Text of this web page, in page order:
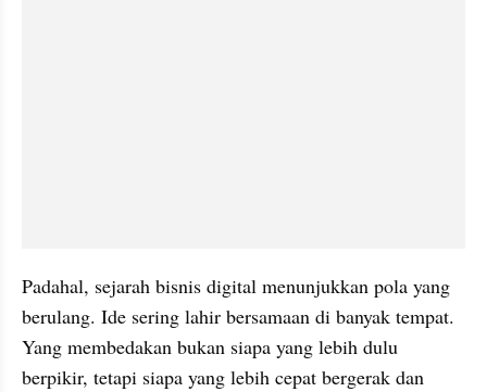
Padahal, sejarah bisnis digital menunjukkan pola yang
berulang. Ide sering lahir bersamaan di banyak tempat.
Yang membedakan bukan siapa yang lebih dulu
berpikir, tetapi siapa yang lebih cepat bergerak dan